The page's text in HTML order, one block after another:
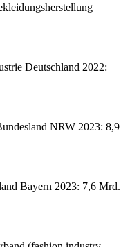
Deutschland 2022:
NRW 2023: 8,9
Bayern 2023: 7,6 Mrd.